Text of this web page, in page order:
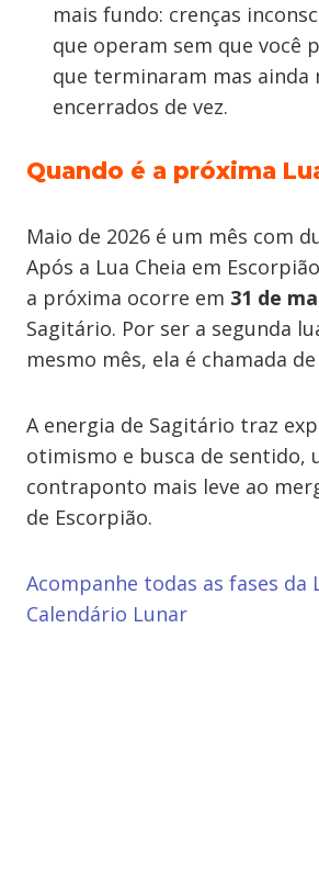
mais fundo: crenças
que operam sem que você
que terminaram mas ainda
encerrados de vez.
Quando é a próxima
Maio de 2026 é um mês com
Após a Lua Cheia em
a próxima ocorre em 31 de
Sagitário. Por ser a segunda
mesmo mês, ela é chamada de
A energia de Sagitário traz
otimismo e busca de sentido,
contraponto mais leve ao
de Escorpião.
Acompanhe todas as fases da
Calendário Lunar